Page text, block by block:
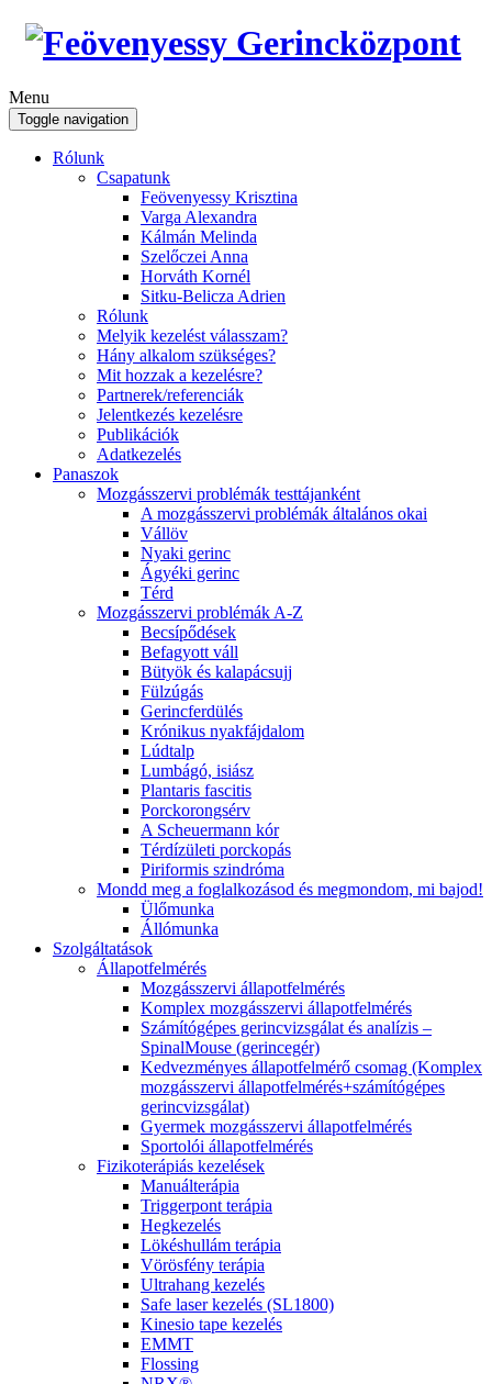
Menu
Toggle navigation
Rólunk
Csapatunk
Feövenyessy Krisztina
Varga Alexandra
Kálmán Melinda
Szelőczei Anna
Horváth Kornél
Sitku-Belicza Adrien
Rólunk
Melyik kezelést válasszam?
Hány alkalom szükséges?
Mit hozzak a kezelésre?
Partnerek/referenciák
Jelentkezés kezelésre
Publikációk
Adatkezelés
Panaszok
Mozgásszervi problémák testtájanként
A mozgásszervi problémák általános okai
Vállöv
Nyaki gerinc
Ágyéki gerinc
Térd
Mozgásszervi problémák A-Z
Becsípődések
Befagyott váll
Bütyök és kalapácsujj
Fülzúgás
Gerincferdülés
Krónikus nyakfájdalom
Lúdtalp
Lumbágó, isiász
Plantaris fascitis
Porckorongsérv
A Scheuermann kór
Térdízületi porckopás
Piriformis szindróma
Mondd meg a foglalkozásod és megmondom, mi bajod!
Ülőmunka
Állómunka
Szolgáltatások
Állapotfelmérés
Mozgásszervi állapotfelmérés
Komplex mozgásszervi állapotfelmérés
Számítógépes gerincvizsgálat és analízis –
SpinalMouse (gerincegér)
Kedvezményes állapotfelmérő csomag (Komplex
mozgásszervi állapotfelmérés+számítógépes
gerincvizsgálat)
Gyermek mozgásszervi állapotfelmérés
Sportolói állapotfelmérés
Fizikoterápiás kezelések
Manuálterápia
Triggerpont terápia
Hegkezelés
Lökéshullám terápia
Vörösfény terápia
Ultrahang kezelés
Safe laser kezelés (SL1800)
Kinesio tape kezelés
EMMT
Flossing